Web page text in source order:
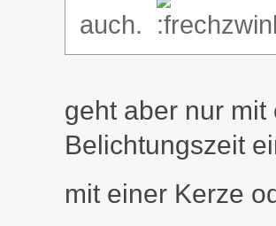
auch.
geht aber nur
Belichtungszeit
mit einer Kerze